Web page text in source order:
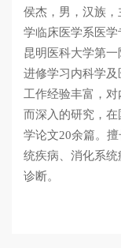
侯杰，男，汉族
学临床医学系医学
昆明医科大学第
进修学习内科学
工作经验丰富，
而深入的研究，
学论文20余篇。
统疾病、消化系
诊断。